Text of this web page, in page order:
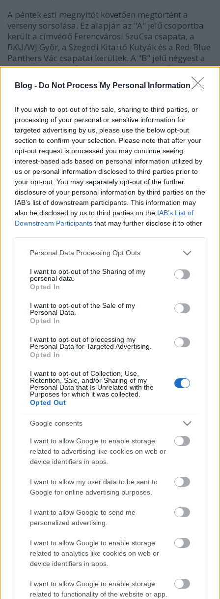
Blog - Do Not Process My Personal Information
If you wish to opt-out of the sale, sharing to third parties, or
processing of your personal or sensitive information for
targeted advertising by us, please use the below opt-out
section to confirm your selection. Please note that after your
opt-out request is processed you may continue seeing
interest-based ads based on personal information utilized by
us or personal information disclosed to third parties prior to
your opt-out. You may separately opt-out of the further
disclosure of your personal information by third parties on the
IAB’s list of downstream participants. This information may
also be disclosed by us to third parties on the IAB’s List of
Downstream Participants that may further disclose it to other
Please note that this website/app uses one or more Google
not limited to your visit or usage behaviour. You may click to
grant or deny consent to Google and its third-party tags to
use your data for below specified purposes in below Google
consent section.
Personal Data Processing Opt Outs
I want to opt-out of the Sharing of my
personal data.
Opted In
I want to opt-out of the Sale of my
Personal Data.
Opted In
I want to opt-out of processing my
Personal Data for Targeted Advertising.
Opted In
I want to opt-out of Collection, Use,
Retention, Sale, and/or Sharing of my
Personal Data that Is Unrelated with the
Purposes for which it was collected.
Opted Out
Google consents
I want to allow Google to enable storage
related to advertising like cookies on web or
device identifiers in apps.
I want to allow my user data to be sent to
Google for online advertising purposes.
I want to allow Google to send me
personalized advertising.
I want to allow Google to enable storage
related to analytics like cookies on web or
device identifiers in apps.
I want to allow Google to enable storage
related to functionality of the website or app.
A péntek esti megnyitót követően megtörtént a
verseny sorsolása. Ez alapján az "A" jelű csoportba
került a címvédő Ferencvárosi SzuCsa csapata, a
BKU/WJ Győr, a Szegedi Kitartó Kutyák és a Red-Blue
Panthers Vác csapatai kerültek. A "B" jelű négyest a
Green Danger Győr, a Magico Ultras Mezőkövesd, a
alkotta. A finom vacsorát követő beszélgetést a
pihenőre térhetett.
Eredmények:
"A csoport"
"B" csoport
1. Ferencvárosi SzuCsa Handball 1. Szegedi
Kézilabda Fan Club
2. Kitartó Kutyák 2. Green Danger
3. Red-Blue Panthers Vác 3. Magico
Ultras
4. BKU/WJ 4. Váci Szurkolók
a szúnyogok is távol maradtak, az esti party hajnali
két óráig tartott.
A harmadik helyért a Green Danger mérkőzött meg a
Kitartó Kutyákkal, 21-17 arányú győri győzelem
A döntőben a Szegedi Kézilabda Fan Club nem tudta
megállítani a címvédőt, az FTC 17-8-ra győzött, így
tornagyőztes lett.
forrás:handball.hu
Címkék:győr kézilabda torna szurkolók fanatikusok Háztáji
Újabb ötlet az MLVSZE jóvoltából!